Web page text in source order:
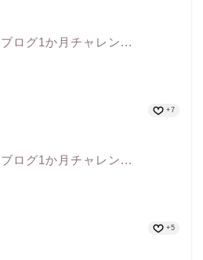
ブログ1か月チャレン...
ブログ1か月チャレン...
+7
+5